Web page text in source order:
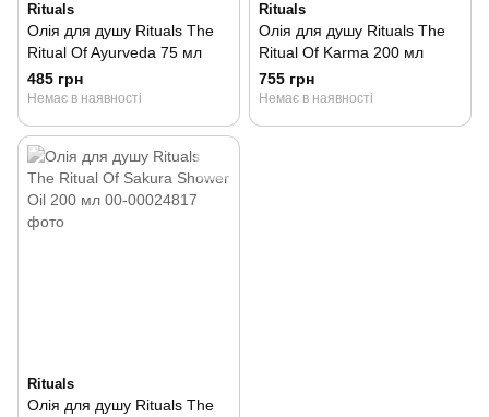
Rituals
Олія для душу Rituals The
Ritual Of Ayurveda 75 мл
485 грн
Немає в наявності
Rituals
Олія для душу Rituals The
Ritual Of Karma 200 мл
755 грн
Немає в наявності
Rituals
Олія для душу Rituals The